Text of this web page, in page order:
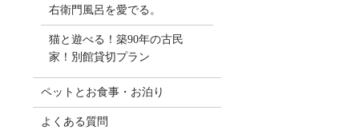
右衛門風呂を愛でる。
猫と遊べる！築90年の古民
家！別館貸切プラン
ペットとお食事・お泊り
よくある質問